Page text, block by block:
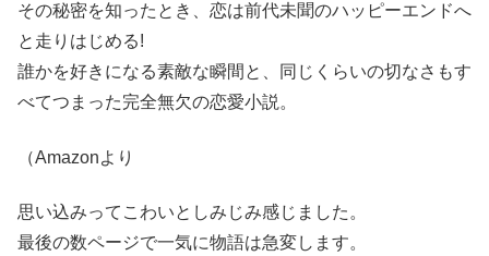
その秘密を知ったとき、恋は前代未聞のハッピーエンドへ
と走りはじめる!
誰かを好きになる素敵な瞬間と、同じくらいの切なさもす
べてつまった完全無欠の恋愛小説。
（Amazonより
思い込みってこわいとしみじみ感じました。
最後の数ページで一気に物語は急変します。